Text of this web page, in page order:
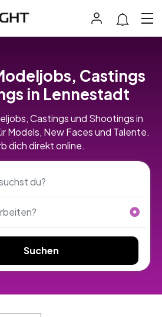
Castings
in Lennestadt
Castings und Shootings in
Models, New Faces und Talente.
dich direkt online.
Suchen